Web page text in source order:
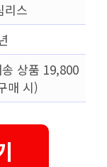
리스
상품 19,800
매 시)